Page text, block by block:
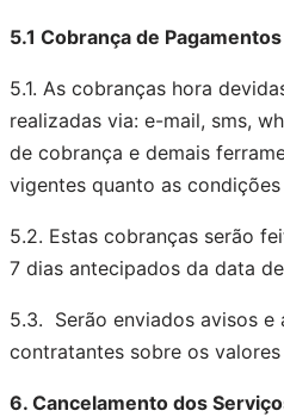
5.1 Cobrança de Pagamentos
5.1. As cobranças hora
realizadas via: e-mail, sms,
de cobrança e demais
vigentes quanto as
5.2. Estas cobranças serão
7 dias antecipados da data
5.3. Serão enviados avisos e
contratantes sobre os
6. Cancelamento dos